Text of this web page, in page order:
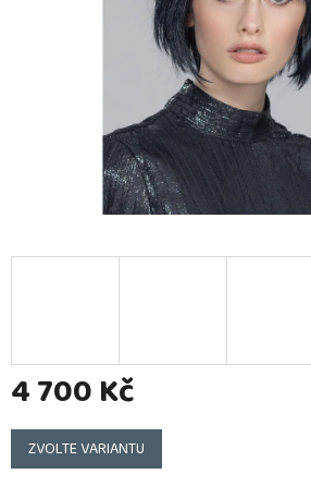
4 700 Kč
Měrná
cena:
ZVOLTE VARIANTU